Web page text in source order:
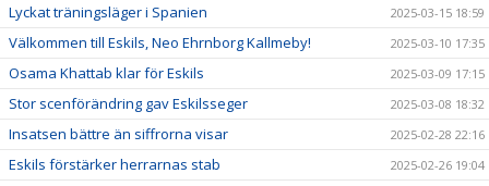
Lyckat träningsläger i Spanien 2025-03-15 18:59
Välkommen till Eskils, Neo Ehrnborg Kallmeby! 2025-03-10 17:35
Osama Khattab klar för Eskils 2025-03-09 17:15
Stor scenförändring gav Eskilsseger 2025-03-08 18:32
Insatsen bättre än siffrorna visar 2025-02-28 22:16
Eskils förstärker herrarnas stab 2025-02-26 19:04